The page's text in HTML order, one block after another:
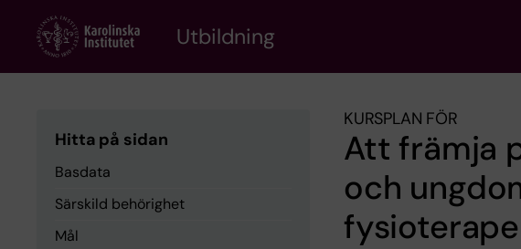
content
Utbildning
Hitta på sidan
Basdata
Särskild behörighet
Mål
KURSPLAN FÖR
Att främja
och